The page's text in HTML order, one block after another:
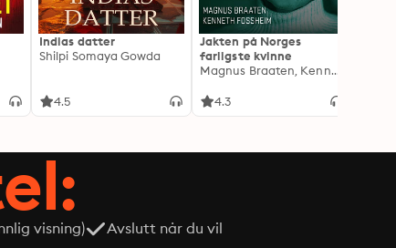
Indias datter
Shilpi Somaya Gowda
4.5
Jakten på Norges
farligste kvinne
Magnus Braaten, Kenneth Fossheim
4.3
visning) Avslutt når du vil